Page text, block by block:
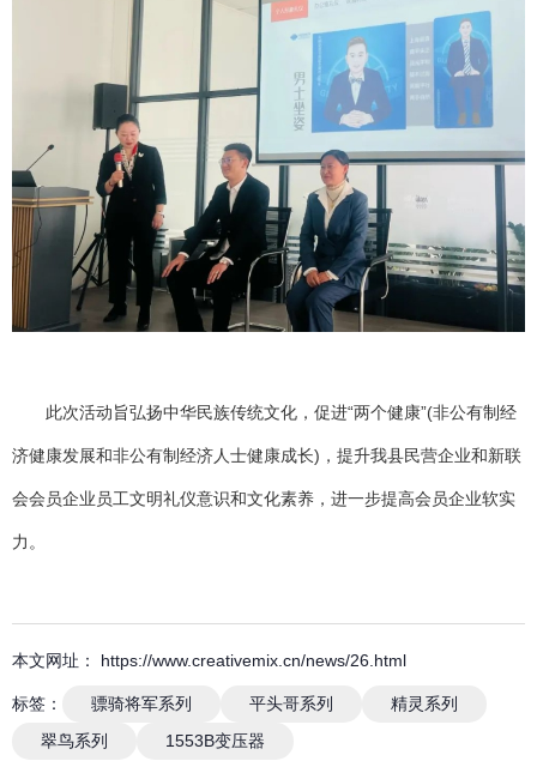
此次活动旨弘扬中华民族传统文化，促进“两个健康”(非公有制经
济健康发展和非公有制经济人士健康成长)，提升我县民营企业和新联
会会员企业员工文明礼仪意识和文化素养，进一步提高会员企业软实
力。
本文网址： https://www.creativemix.cn/news/26.html
标签： 骠骑将军系列 平头哥系列
精灵系列
翠鸟系列
1553B变压器